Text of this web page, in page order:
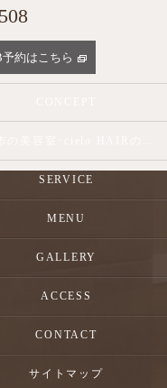
予約はこちら
SERVICE
MENU
GALLERY
ACCESS
CONTACT
サイトマップ